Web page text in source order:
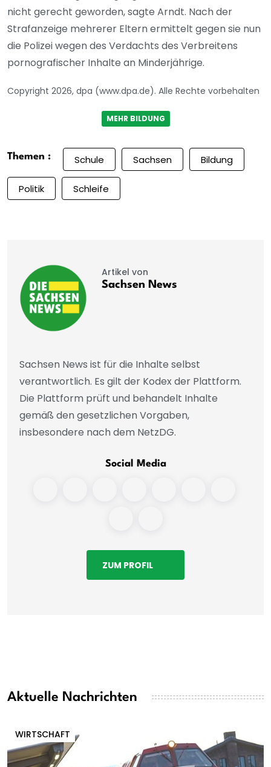
nicht gerecht geworden, sagte Arndt. Nach der
Strafanzeige mehrerer Eltern ermittelt gegen sie nun
die Polizei wegen des Verdachts des Verbreitens
pornografischer Inhalte an Minderjährige.
Copyright 2026, dpa (www.dpa.de). Alle Rechte vorbehalten
MEHR BILDUNG
Themen : Schule Sachsen Bildung
Politik Schleife
Artikel von
Sachsen News
Sachsen News ist für die Inhalte selbst
verantwortlich. Es gilt der Kodex der Plattform.
Die Plattform prüft und behandelt Inhalte
gemäß den gesetzlichen Vorgaben,
insbesondere nach dem NetzDG.
Social Media
ZUM PROFIL
Aktuelle Nachrichten
WIRTSCHAFT